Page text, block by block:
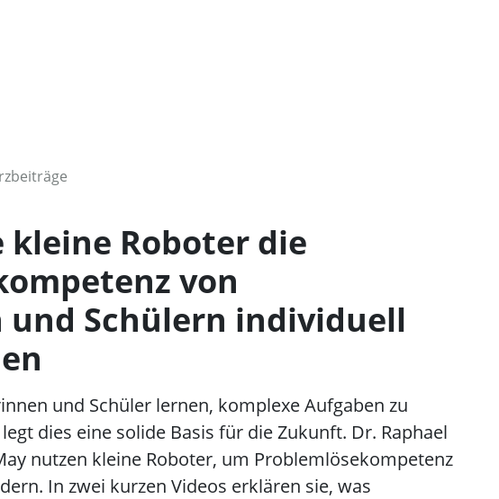
kleine Roboter die
von
und Schülern individuell
und Schüler lernen, komplexe Aufgaben zu
dies eine solide Basis für die Zukunft. Dr. Raphael
nutzen kleine Roboter, um Problemlösekompetenz
In zwei kurzen Videos erklären sie, was